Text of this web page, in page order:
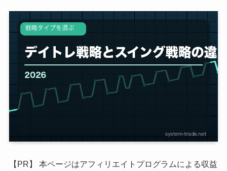
【PR】 本ページはアフィリエイトプログラムによる収益